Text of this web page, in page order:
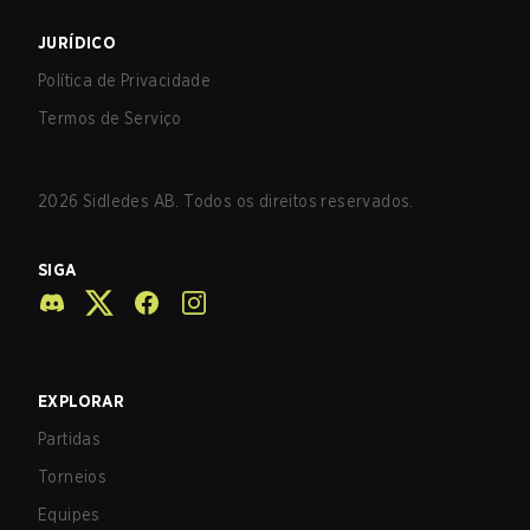
JURÍDICO
Política de Privacidade
Termos de Serviço
2026 Sidledes AB. Todos os direitos reservados.
SIGA
EXPLORAR
Partidas
Torneios
Equipes